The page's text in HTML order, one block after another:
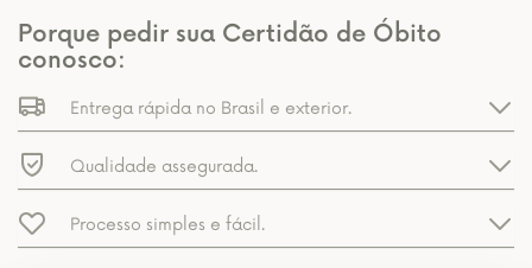
Porque pedir sua Certidão de Óbito
conosco:
Entrega rápida no Brasil e exterior.
Qualidade assegurada.
Processo simples e fácil.